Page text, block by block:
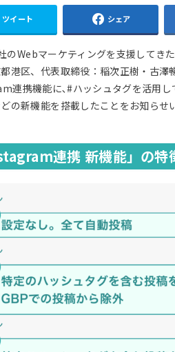
ツイート シェア
のWebマーケティングを支援してき
港区、代表取締役：稲次正樹・古澤
連携機能に､#ハッシュタグを活用
の新機能を搭載したことをお知らせ
連携 新機能」の特